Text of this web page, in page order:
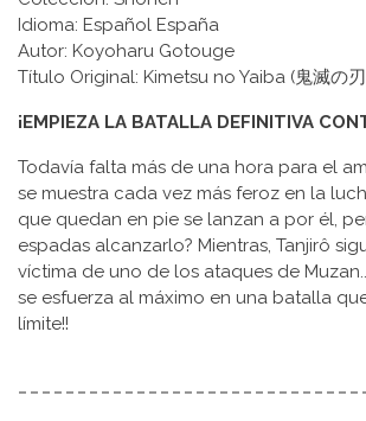
Idioma: Español España
Autor: Koyoharu Gotouge
Título Original: Kimetsu no Yaiba (鬼滅の
¡EMPIEZA LA BATALLA DEFINITIVA
Todavía falta más de una hora para el
se muestra cada vez más feroz en la
que quedan en pie se lanzan a por él,
espadas alcanzarlo? Mientras, Tanjirô
víctima de uno de los ataques de
se esfuerza al máximo en una batalla
límite!!